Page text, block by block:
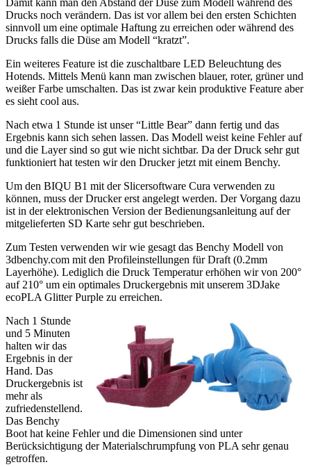
Drucks noch verändern. Das ist vor allem bei den ersten Schichten
sinnvoll um eine optimale Haftung zu erreichen oder während des
Drucks falls die Düse am Modell “kratzt”.
Ein weiteres Feature ist die zuschaltbare LED Beleuchtung des
Hotends. Mittels Menü kann man zwischen blauer, roter, grüner und
weißer Farbe umschalten. Das ist zwar kein produktive Feature aber
es sieht cool aus.
Nach etwa 1 Stunde ist unser “Little Bear” dann fertig und das
Ergebnis kann sich sehen lassen. Das Modell weist keine Fehler auf
und die Layer sind so gut wie nicht sichtbar. Da der Druck sehr gut
funktioniert hat testen wir den Drucker jetzt mit einem Benchy.
Um den BIQU B1 mit der Slicersoftware Cura verwenden zu
können, muss der Drucker erst angelegt werden. Der Vorgang dazu
ist in der elektronischen Version der Bedienungsanleitung auf der
mitgelieferten SD Karte sehr gut beschrieben.
Zum Testen verwenden wir wie gesagt das Benchy Modell von
3dbenchy.com mit den Profileinstellungen für Draft (0.2mm
Layerhöhe). Lediglich die Druck Temperatur erhöhen wir von 200°
auf 210° um ein optimales Druckergebnis mit unserem 3DJake
ecoPLA Glitter Purple zu erreichen.
Nach 1 Stunde
und 5 Minuten
halten wir das
Ergebnis in der
Hand. Das
Druckergebnis ist
mehr als
zufriedenstellend.
Das Benchy
Boot hat keine Fehler und die Dimensionen sind unter
Berücksichtigung der Materialschrumpfung von PLA sehr genau
getroffen.